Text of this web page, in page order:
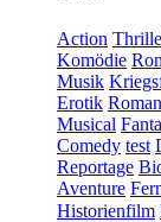
Action
Komödie
Musik
Erotik
Musical
Comedy test
Reportage
Aventure
Historienfilm